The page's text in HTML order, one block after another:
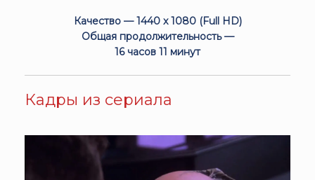
Качество — 1440 x 1080 (Full HD)
Общая продолжительность —
16 часов 11 минут
Кадры из сериала